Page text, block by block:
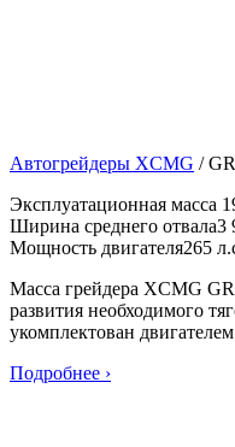
Автогрейдеры XCMG /
Эксплуатационная масса
Ширина среднего отвала3
Мощность двигателя265
Масса грейдера XCMG
развития необходимого
укомплектован
Подробнее ›